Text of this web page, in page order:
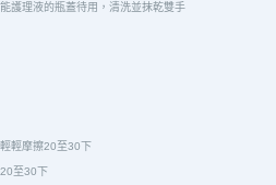
護理液的瓶蓋待用，清洗並抹乾雙手
輕摩擦20至30下
至30下